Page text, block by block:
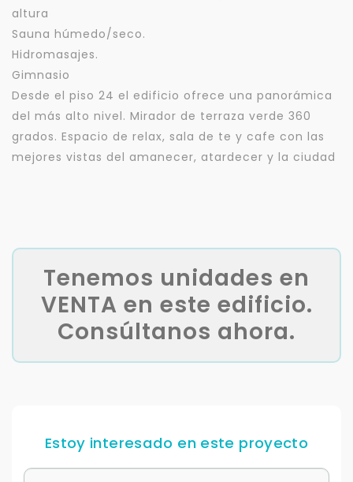
altura
Sauna húmedo/seco.
Hidromasajes.
Gimnasio
Desde el piso 24 el edificio ofrece una panorámica
del más alto nivel. Mirador de terraza verde 360
grados. Espacio de relax, sala de te y cafe con las
mejores vistas del amanecer, atardecer y la ciudad
Tenemos unidades en
VENTA en este edificio.
Consúltanos ahora.
Estoy interesado en este proyecto